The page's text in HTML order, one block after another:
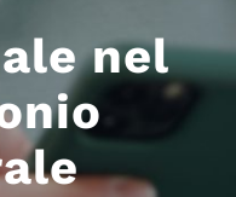
nel